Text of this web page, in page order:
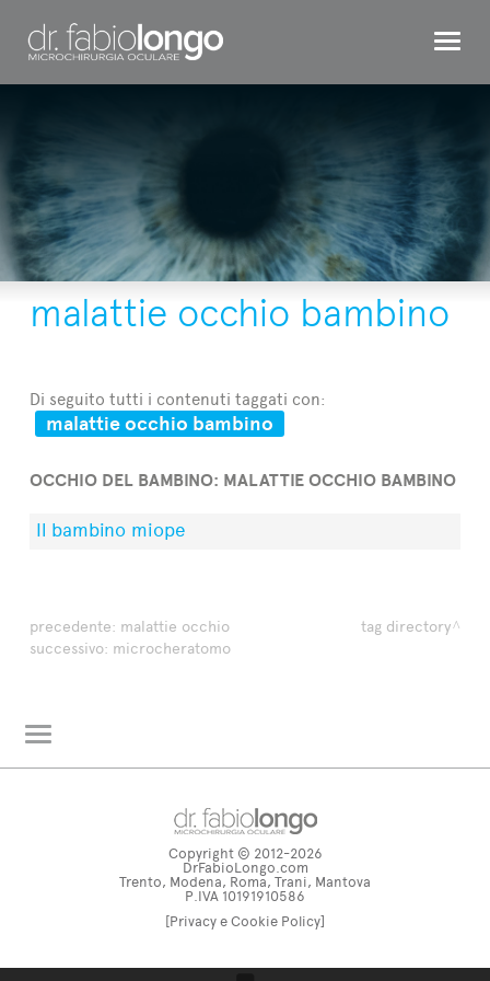
OCCHIO BAMBINO
INTERVENTI
TESTIMONIAL
DR. LONGO
CONTATTI
malattie occhio bambino
Di seguito tutti i contenuti taggati con:
malattie occhio bambino
OCCHIO DEL BAMBINO: MALATTIE OCCHIO BAMBINO
Il bambino miope
precedente: malattie occhio
successivo: microcheratomo
tag directory
Copyright © 2012-2026
DrFabioLongo.com
Trento, Modena, Roma, Trani, Mantova
P.IVA 10191910586
[Privacy e Cookie Policy]